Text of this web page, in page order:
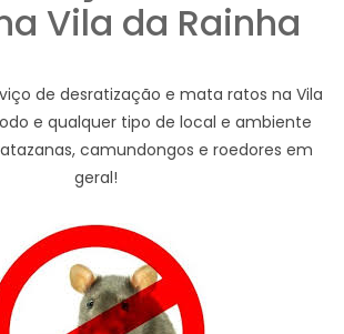
Vila da Rainha
de desratização e mata ratos na Vila
e qualquer tipo de local e ambiente
camundongos e roedores em
geral!